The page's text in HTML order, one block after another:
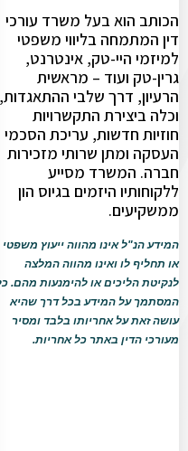
הכותב הוא בעל משרד עורכי
דין המתמחה בליווי משפטי
למיזמי היי-טק, אינטרנט,
גרין-טק ועוד – מראשית
הרעיון, דרך שלבי ההתאגדות,
וכלה ביצירת התקשרויות
חוזיות חדשות, עריכת הסכמי
העסקה ומתן שרותי מזכירות
חברה. המשרד מסייע
ללקוחותיו היזמים בגיוס הון
ממשקיעים.
המידע הנ"ל אינו מהווה ייעוץ משפטי
או תחליף לו ואינו מהווה המלצה
לנקיטת הליכים או להימנעות מהם. כל
המסתמך על המידע בכל דרך שהיא
עושה זאת על אחריותו בלבד ומסיר
מעורכי הדין באתר כל אחריות.